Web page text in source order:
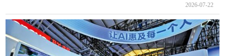
2026-07-22